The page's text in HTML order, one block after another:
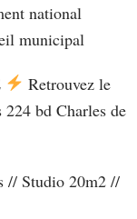
national
municipal
Retrouvez le
224 bd Charles de
// Studio 20m2 //